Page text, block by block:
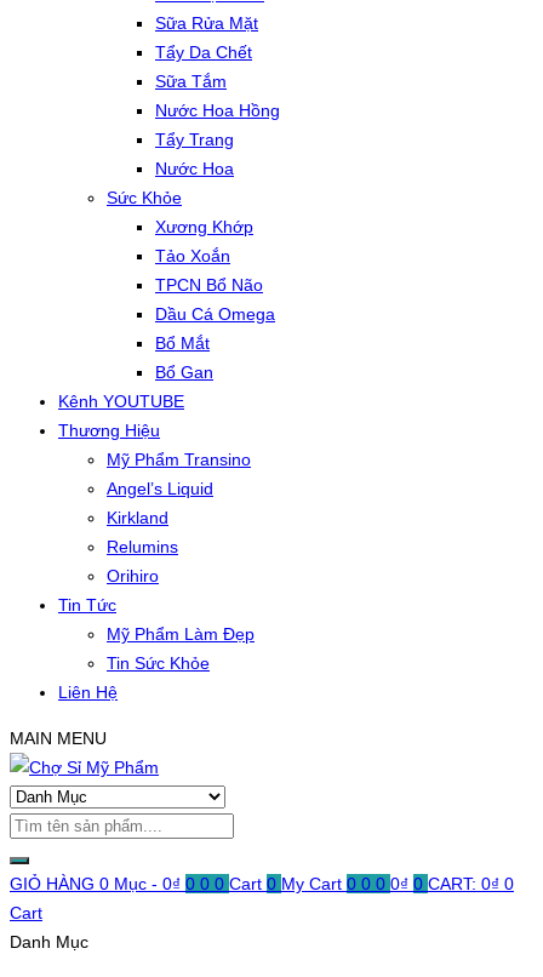
Sữa Rửa Mặt
Tẩy Da Chết
Sữa Tắm
Nước Hoa Hồng
Tẩy Trang
Nước Hoa
Sức Khỏe
Xương Khớp
Tảo Xoắn
TPCN Bổ Não
Dầu Cá Omega
Bổ Mắt
Bổ Gan
Kênh YOUTUBE
Thương Hiệu
Mỹ Phẩm Transino
Angel’s Liquid
Kirkland
Relumins
Orihiro
Tin Tức
Mỹ Phẩm Làm Đẹp
Tin Sức Khỏe
Liên Hệ
MAIN MENU
GIỎ HÀNG 0 Mục - 0₫ 0 0 0 Cart 0 My Cart 0 0 0 0₫ 0 CART: 0₫ 0
Cart
Danh Mục